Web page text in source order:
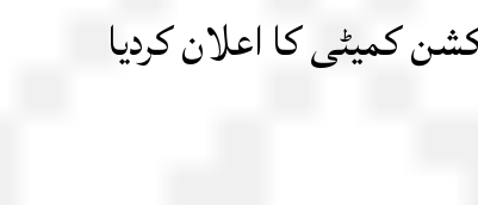
کمیٹی کا اعلان کردیا